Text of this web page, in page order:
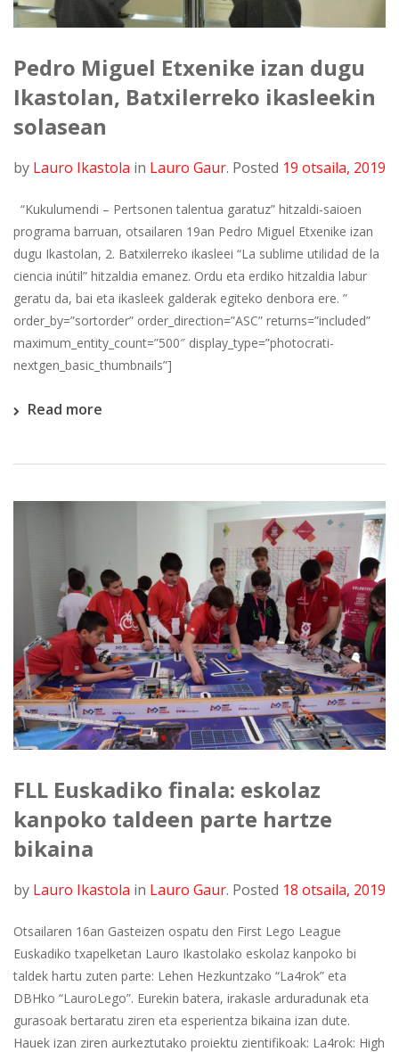
Pedro Miguel Etxenike izan dugu
Ikastolan, Batxilerreko ikasleekin
solasean
by Lauro Ikastola in Lauro Gaur. Posted 19 otsaila, 2019
“Kukulumendi – Pertsonen talentua garatuz” hitzaldi-saioen
programa barruan, otsailaren 19an Pedro Miguel Etxenike izan
dugu Ikastolan, 2. Batxilerreko ikasleei “La sublime utilidad de la
ciencia inútil” hitzaldia emanez. Ordu eta erdiko hitzaldia labur
geratu da, bai eta ikasleek galderak egiteko denbora ere. ”
order_by=”sortorder” order_direction=”ASC” returns=”included”
maximum_entity_count=”500″ display_type=”photocrati-
nextgen_basic_thumbnails”]
Read more
FLL Euskadiko finala: eskolaz
kanpoko taldeen parte hartze
bikaina
by Lauro Ikastola in Lauro Gaur. Posted 18 otsaila, 2019
Otsailaren 16an Gasteizen ospatu den First Lego League
Euskadiko txapelketan Lauro Ikastolako eskolaz kanpoko bi
taldek hartu zuten parte: Lehen Hezkuntzako “La4rok” eta
DBHko “LauroLego”. Eurekin batera, irakasle arduradunak eta
gurasoak bertaratu ziren eta esperientza bikaina izan dute.
Hauek izan ziren aurkeztutako proiektu zientifikoak: La4rok: High